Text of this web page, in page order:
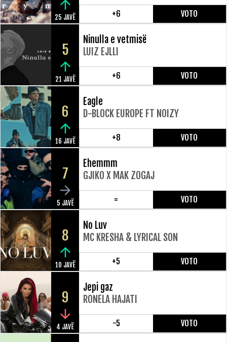
25 JAVË +6 VOTO
5
21 JAVË
Ninulla e vetmisë
LUIZ EJLLI
+6 VOTO
6
16 JAVË
Eagle
D-BLOCK EUROPE FT NOIZY
+8 VOTO
7
5 JAVË
Ehemmm
GJIKO X MAK ZOGAJ
= VOTO
8
10 JAVË
No Luv
MC KRESHA & LYRICAL SON
+5 VOTO
9
4 JAVË
Jepi gaz
RONELA HAJATI
-5 VOTO